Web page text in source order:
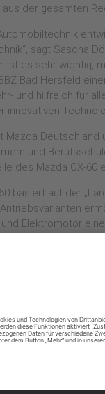
der gesamten
sagt Sascha
ist es sehr wichtig,
Bad Hersfeld
und hilfreich für
innovativen
Mazda Deutschland
und
des Mazda CX-60
basiert auf der
Elektromotor
von 500 Nm.
bis zu 63
Dieselmotor
zwei
System. Ein
der i-Activ
2026 präsentiert
Ausstattung,
auch ein